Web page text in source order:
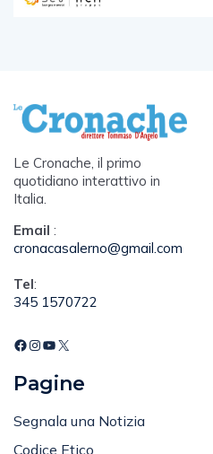
Le Cronache, il primo
quotidiano interattivo in
Italia.
Email :
cronacasalerno@gmail.com
Tel:
345 1570722
Pagine
Segnala una Notizia
Codice Etico